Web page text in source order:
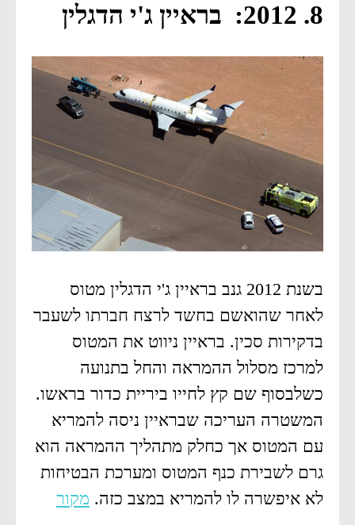
8. 2012: בראיין ג'י הדגלין
בשנת 2012 גנב בראיין ג'י הדגלין מטוס
לאחר שהואשם בחשד לרצח חברתו לשעבר
בדקירות סכין. בראיין ניווט את המטוס
למרכז מסלול ההמראה והחל בתנועה
כשלבסוף שם קץ לחייו ביריית כדור בראשו.
המשטרה העריכה שבראיין ניסה להמריא
עם המטוס אך כחלק מתהליך ההמראה הוא
גרם לשבירת כנף המטוס ומערכת הבטיחות
לא איפשרה לו להמריא במצב כזה. מקור